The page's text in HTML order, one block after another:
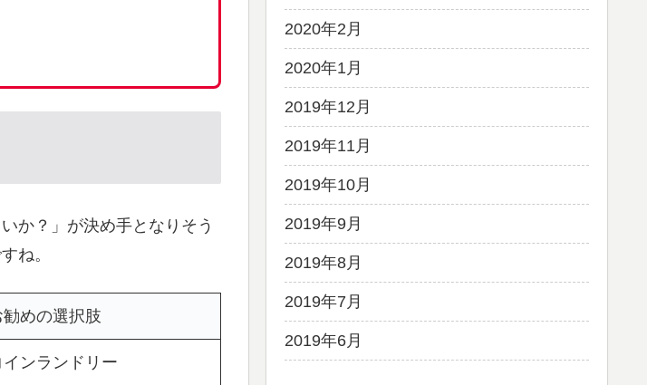
か？」が決め手となりそう
ね。
勧めの選択肢
インランドリー
2020年2月
2020年1月
2019年12月
2019年11月
2019年10月
2019年9月
2019年8月
2019年7月
2019年6月